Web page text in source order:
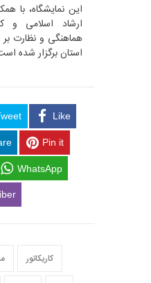
این نمایشگاه، با
ارشاد اسلامی و
هماهنگی و نظارت بر
استان برگزار شده
Like
Pin it
WhatsApp
کاریکاتور